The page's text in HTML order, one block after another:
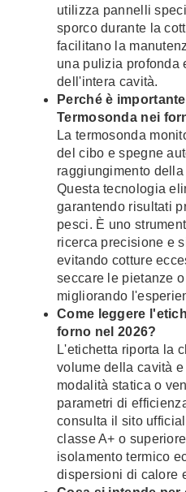
utilizza pannelli
sporco durante la
facilitano la
una pulizia profonda
dell'intera cavità.
Perché è
Termosonda nei
La termosonda
del cibo e spegne
raggiungimento
Questa tecnologia
garantendo risultati
pesci. È uno
ricerca precisione e
evitando cotture
seccare le pietanze
migliorando
Come leggere
forno nel 2026?
L'etichetta riporta la
volume della cavità
modalità statica o
parametri di
consulta il sito
classe A+ o
isolamento termico
dispersioni di calore